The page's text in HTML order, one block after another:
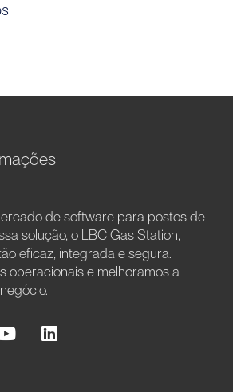
de software para postos de
solução, o LBC Gas Station,
eficaz, integrada e segura.
operacionais e melhoramos a